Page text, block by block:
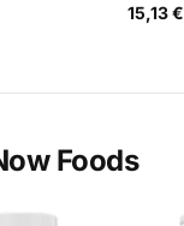
15,13 €
Foods